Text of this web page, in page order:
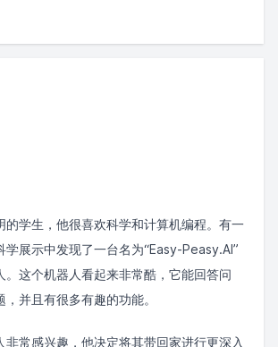
的学生，他很喜欢科学和计算机编程。有一
学展示中发现了一台名为“Easy-Peasy.AI”
。这个机器人看起来非常酷，它能回答问
并且有很多有趣的功能。
非常感兴趣，他决定将其带回家进行更深入